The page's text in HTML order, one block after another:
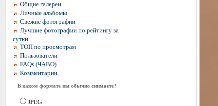
Общие галереи
Личные альбомы
Свежие фотографии
Лучшие фотографии по рейтингу за
сутки
ТОП по просмотрам
Пользователи
FAQs (ЧАВО)
Комментарии
В каком формате вы обычно снимаете?
JPEG